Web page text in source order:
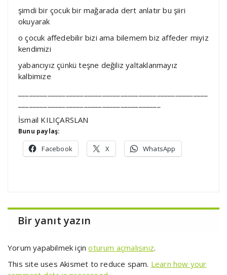
şimdi bir çocuk bir mağarada dert anlatır bu şiiri
okuyarak
o çocuk affedebilir bizi ama bilemem biz affeder miyiz
kendimizi
yabancıyız çünkü teşne değiliz yaltaklanmayız
kalbimize
İsmail KILIÇARSLAN
Bunu paylaş:
Facebook X WhatsApp
Bir yanıt yazın
Yorum yapabilmek içinoturum açmalısınız.
This site uses Akismet to reduce spam. Learn how your